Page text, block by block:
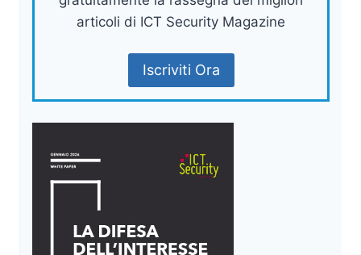
articoli di ICT Security Magazine
Iscriviti Ora